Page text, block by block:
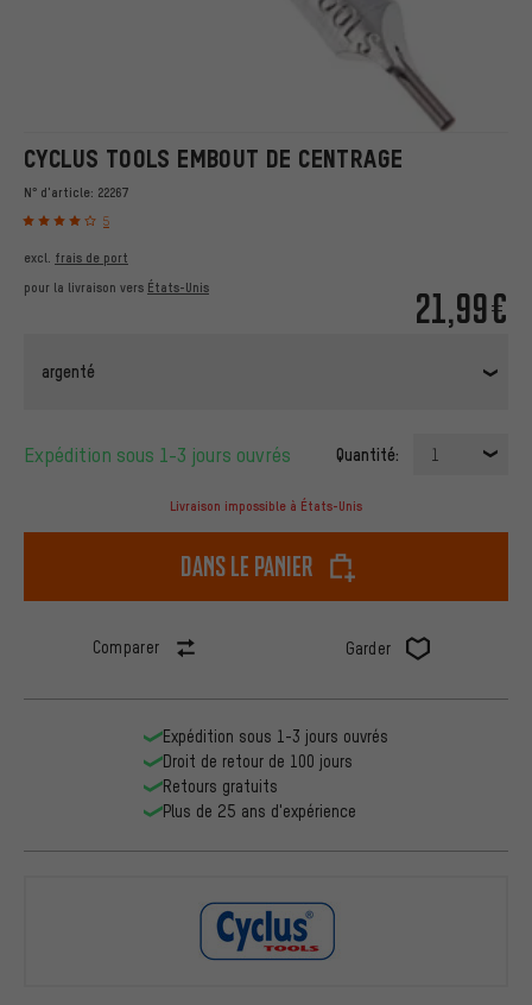
CYCLUS TOOLS EMBOUT DE CENTRAGE
N° d'article: 22267
5
21,99€
excl. frais de port
pour la livraison vers États-Unis
argenté
Expédition sous 1-3 jours ouvrés Quantité: 1
Livraison impossible à États-Unis
dans le panier
Comparer Garder
Expédition sous 1-3 jours ouvrés
Droit de retour de 100 jours
Retours gratuits
Plus de 25 ans d'expérience